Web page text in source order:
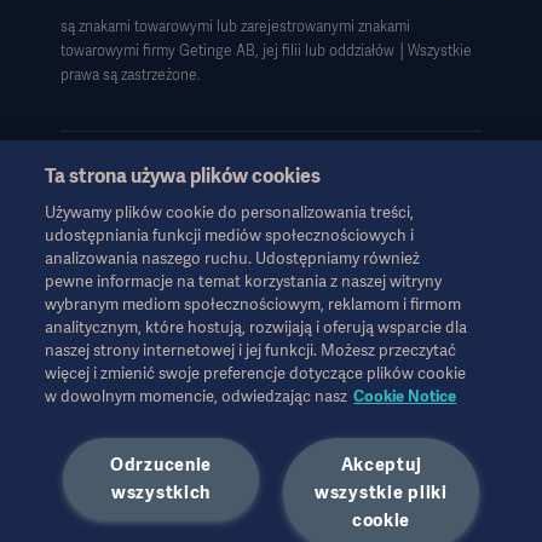
Deklaracja zgodności z GDPR
Strategia podatkowa 2023
są znakami towarowymi lub zarejestrowanymi znakami
towarowymi firmy Getinge AB, jej filii lub oddziałów │Wszystkie
prawa są zastrzeżone.
Informacje te są przeznaczone wyłącznie dla pracowników służby
zdrowia lub innych profesjonalnych odbiorców i mają charakter
wyłącznie informacyjny, nie są wyczerpujące i dlatego nie należy
ich traktować jako zamiennika instrukcji obsługi, instrukcji
serwisowej lub porady lekarskiej. Firma Getinge nie ponosi
odpowiedzialności za jakiekolwiek działania lub zaniechania
jakiejkolwiek strony oparte na tych materiałach, a poleganie na
nich odbywa się wyłącznie na ryzyko użytkownika.
dostępne lub dozwolone w danym kraju. Informacji nie wolno
kopiować ani wykorzystywać, w całości lub w części, bez
pisemnej zgody firmy Getinge.
Informacje te są przeznaczone dla międzynarodowej
Ta strona używa plików cookies
Używamy plików cookie do personalizowania treści,
udostępniania funkcji mediów społecznościowych i
analizowania naszego ruchu. Udostępniamy również
pewne informacje na temat korzystania z naszej witryny
wybranym mediom społecznościowym, reklamom i firmom
analitycznym, które hostują, rozwijają i oferują wsparcie dla
naszej strony internetowej i jej funkcji. Możesz przeczytać
więcej i zmienić swoje preferencje dotyczące plików cookie
w dowolnym momencie, odwiedzając nasz Cookie Notice
Akceptuj
wszystkie pliki
cookie
Odrzucenie
wszystkich